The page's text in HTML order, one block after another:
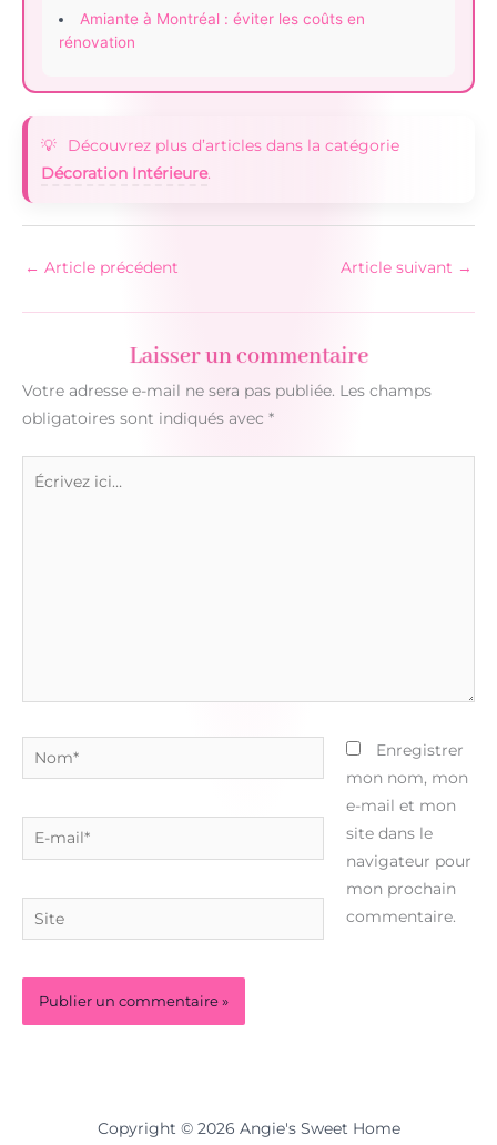
Amiante à Montréal : éviter les coûts en
rénovation
Découvrez plus d’articles dans la catégorie
Décoration Intérieure.
← Article précédent Article suivant →
Laisser un commentaire
Votre adresse e-mail ne sera pas publiée. Les champs
obligatoires sont indiqués avec *
Nom*
E-
mail*
Site
Enregistrer
mon nom, mon
e-mail et mon
site dans le
navigateur pour
mon prochain
commentaire.
Copyright © 2026 Angie's Sweet Home